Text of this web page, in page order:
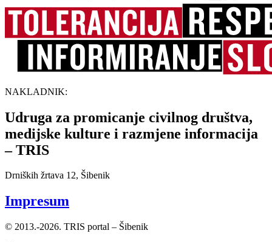
NAKLADNIK:
Udruga za promicanje civilnog društva,
medijske kulture i razmjene informacija
– TRIS
Drniških žrtava 12, Šibenik
Impresum
© 2013.-2026. TRIS portal – Šibenik